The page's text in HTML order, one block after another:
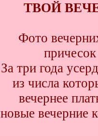
ТВОЙ
Фото
За три года
из числа
вечернее
новые вечерние